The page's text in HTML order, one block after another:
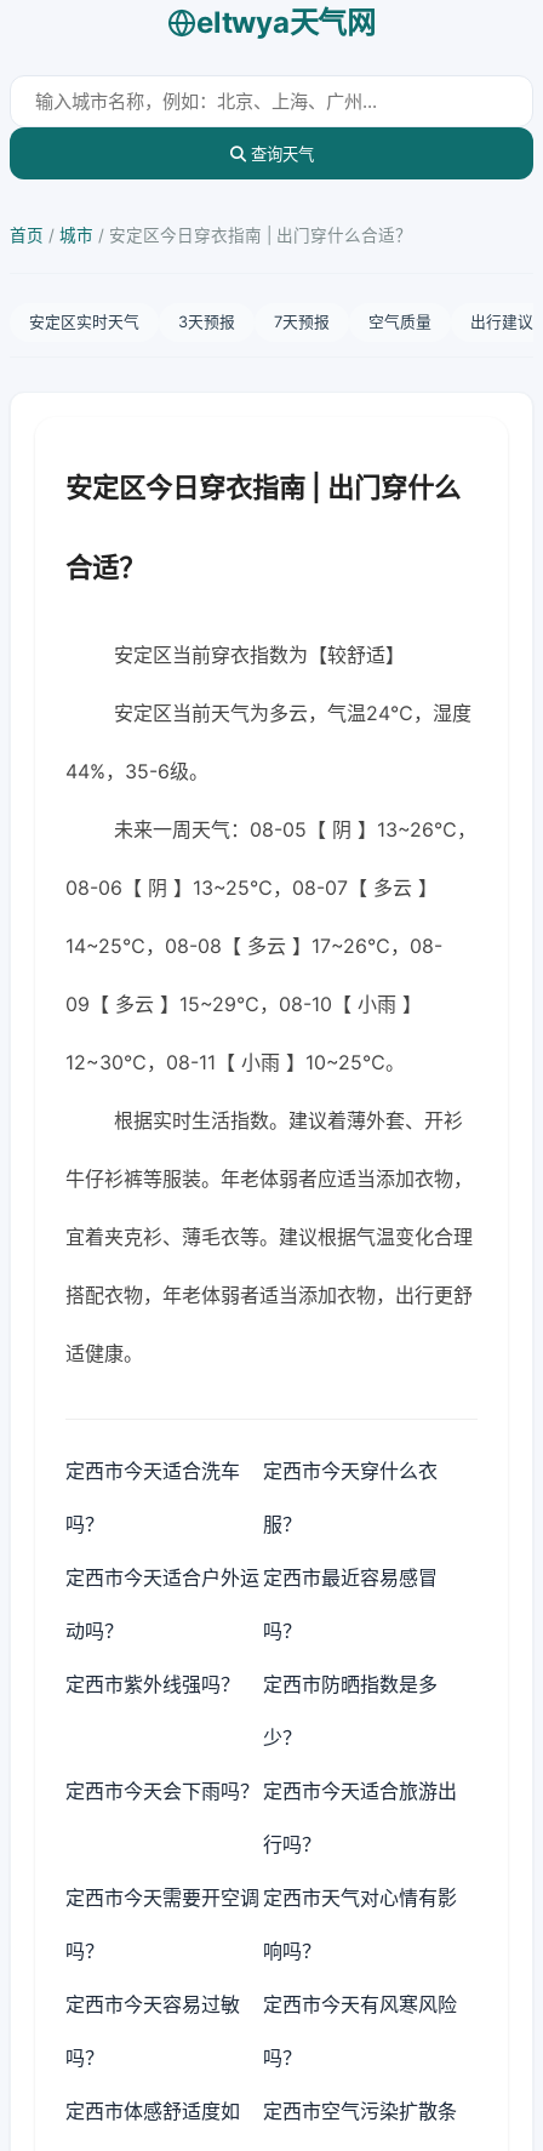
eltwya天气网
查询天气
首页 / 城市 / 安定区今日穿衣指南 | 出门穿什么合适？
安定区实时天气 3天预报 7天预报 空气质量 出行建议
安定区今日穿衣指南 | 出门穿什么
合适？
安定区当前穿衣指数为【较舒适】
安定区当前天气为多云，气温24℃，湿度
44%，35-6级。
未来一周天气：08-05【 阴 】13~26℃，
08-06【 阴 】13~25℃，08-07【 多云 】
14~25℃，08-08【 多云 】17~26℃，08-
09【 多云 】15~29℃，08-10【 小雨 】
12~30℃，08-11【 小雨 】10~25℃。
根据实时生活指数。建议着薄外套、开衫
牛仔衫裤等服装。年老体弱者应适当添加衣物，
宜着夹克衫、薄毛衣等。建议根据气温变化合理
搭配衣物，年老体弱者适当添加衣物，出行更舒
适健康。
定西市今天适合洗车
吗？
定西市今天穿什么衣
服？
定西市今天适合户外运
动吗？
定西市最近容易感冒
吗？
定西市紫外线强吗？ 定西市防晒指数是多
少？
定西市今天会下雨吗？ 定西市今天适合旅游出
行吗？
定西市今天需要开空调
吗？
定西市天气对心情有影
响吗？
定西市今天容易过敏
吗？
定西市今天有风寒风险
吗？
定西市体感舒适度如 定西市空气污染扩散条